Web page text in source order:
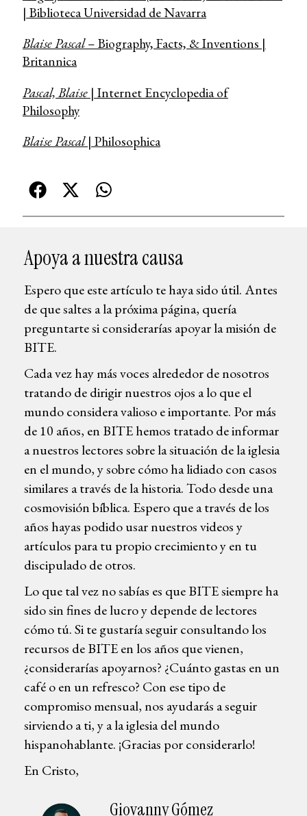
| Biblioteca Universidad de Navarra
Blaise Pascal– Biography, Facts, & Inventions |
Britannica
Pascal, Blaise| Internet Encyclopedia of
Philosophy
Blaise Pascal| Philosophica
Apoya a nuestra causa
Espero que este artículo te haya sido útil. Antes
de que saltes a la próxima página, quería
preguntarte si considerarías apoyar la misión de
BITE.
Cada vez hay más voces alrededor de nosotros
tratando de dirigir nuestros ojos a lo que el
mundo considera valioso e importante. Por más
de 10 años, en BITE hemos tratado de informar
a nuestros lectores sobre la situación de la iglesia
en el mundo, y sobre cómo ha lidiado con casos
similares a través de la historia. Todo desde una
cosmovisión bíblica. Espero que a través de los
años hayas podido usar nuestros videos y
artículos para tu propio crecimiento y en tu
discipulado de otros.
Lo que tal vez no sabías es que BITE siempre ha
sido sin fines de lucro y depende de lectores
cómo tú. Si te gustaría seguir consultando los
recursos de BITE en los años que vienen,
¿considerarías apoyarnos? ¿Cuánto gastas en un
café o en un refresco? Con ese tipo de
compromiso mensual, nos ayudarás a seguir
sirviendo a ti, y a la iglesia del mundo
hispanohablante. ¡Gracias por considerarlo!
En Cristo,
Giovanny Gómez